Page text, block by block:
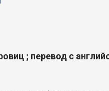
; перевод с